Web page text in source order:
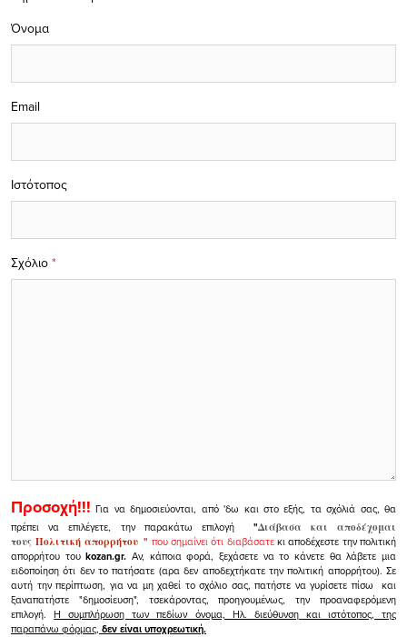
Σχόλιο *
Όνομα
Email
Ιστότοπος
Προσοχή!!! Για να δημοσιεύονται, από 'δω και στο εξής, τα σχόλιά σας, θα
πρέπει να επιλέγετε, την παρακάτω επιλογή
"Διάβασα και αποδέχομαι
τουςΠολιτική απορρήτου" που σημαίνει ότι διαβάσατεκι αποδέχεστε την πολιτική
απορρήτου τουkozan.gr. Αν, κάποια φορά, ξεχάσετε να το κάνετε θα λάβετε μια
ειδοποίηση ότι δεν το πατήσατε (αρα δεν αποδεχτήκατε την πολιτική απορρήτου). Σε
αυτή την περίπτωση, για να μη χαθεί το σχόλιο σας, πατήστε να γυρίσετε πίσω και
ξαναπατήστε "δημοσίευση", τσεκάροντας, προηγουμένως, την προαναφερόμενη
επιλογή.Η συμπλήρωση των πεδίων όνομα, Ηλ. διεύθυνση και ιστότοπος, της
παραπάνω φόρμας, δεν είναι υποχρεωτική.